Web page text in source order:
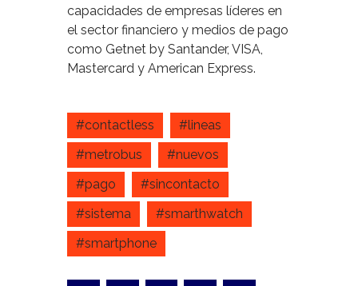
capacidades de empresas líderes en
el sector financiero y medios de pago
como Getnet by Santander, VISA,
Mastercard y American Express.
#contactless
#lineas
#metrobus
#nuevos
#pago
#sincontacto
#sistema
#smarthwatch
#smartphone